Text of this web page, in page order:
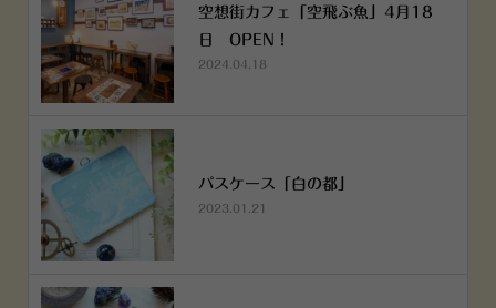
空想街カフェ「空飛ぶ魚」4月18
日 OPEN！
2024.04.18
パスケース「白の都」
2023.01.21